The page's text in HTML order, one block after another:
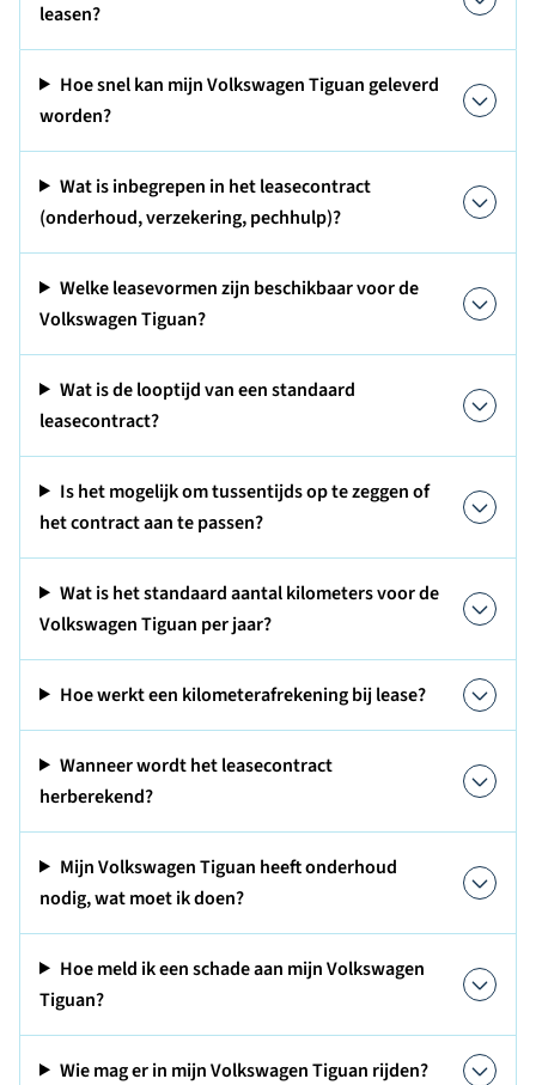
leasen?
Hoe snel kan mijn Volkswagen Tiguan geleverd
worden?
Wat is inbegrepen in het leasecontract
(onderhoud, verzekering, pechhulp)?
Welke leasevormen zijn beschikbaar voor de
Volkswagen Tiguan?
Wat is de looptijd van een standaard
leasecontract?
Is het mogelijk om tussentijds op te zeggen of
het contract aan te passen?
Wat is het standaard aantal kilometers voor de
Volkswagen Tiguan per jaar?
Hoe werkt een kilometerafrekening bij lease?
Wanneer wordt het leasecontract
herberekend?
Mijn Volkswagen Tiguan heeft onderhoud
nodig, wat moet ik doen?
Hoe meld ik een schade aan mijn Volkswagen
Tiguan?
Wie mag er in mijn Volkswagen Tiguan rijden?